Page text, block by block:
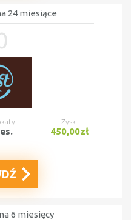
24 miesiące
Zysk:
450,00zł
6 miesięcy